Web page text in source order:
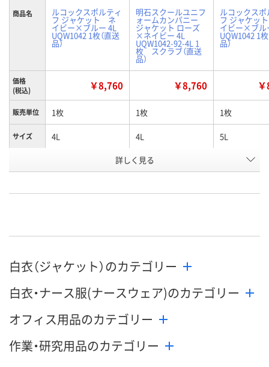
商品名 ルコックスポルティ
フ ジャケット ネ
イビー×ブルー 4L
UQW1042 1枚（直送
品）
明石スクールユニフ
ォームカンパニー
ジャケット ローズ
×ネイビー 4L
UQW1042-92-4L 1
枚 スクラブ（直送
品）
ルコックス
フ ジャケッ
イビー×ブル
UQW1042 1枚
品）
価格
(税込)
￥8,760 ￥8,760
販売単位 1枚 1枚 1枚
サイズ 4L 4L 5L
ローズ×ネイビー ネイビー×
号
お届け日 8月24日（月）まで 8月24日（月）まで 8月24日（月）
数量
カゴへ
数量
カゴへ カ
詳しく見る
白衣（ジャケット）のカテゴリー
白衣・ナース服(ナースウェア)のカテゴリー
オフィス用品のカテゴリー
作業・研究用品のカテゴリー